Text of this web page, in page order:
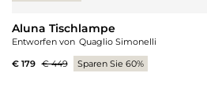
Aluna Tischlampe
Entworfen von Quaglio Simonelli
€ 179 € 449 Sparen Sie 60%